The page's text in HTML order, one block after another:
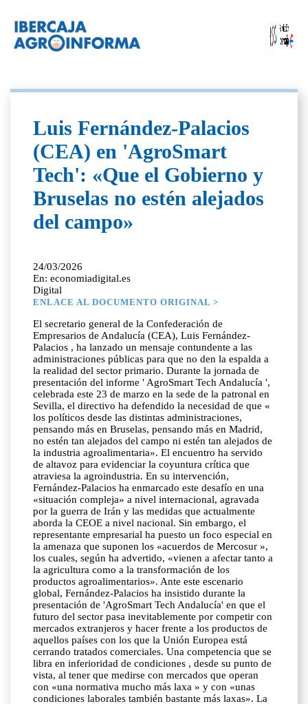
Luis Fernández-Palacios
(CEA) en 'AgroSmart
Tech': «Que el Gobierno y
Bruselas no estén alejados
del campo»
24/03/2026
En: economiadigital.es
Digital
ENLACE AL DOCUMENTO ORIGINAL >
El secretario general de la Confederación de
Empresarios de Andalucía (CEA), Luis Fernández-
Palacios , ha lanzado un mensaje contundente a las
administraciones públicas para que no den la espalda a
la realidad del sector primario. Durante la jornada de
presentación del informe ' AgroSmart Tech Andalucía ',
celebrada este 23 de marzo en la sede de la patronal en
Sevilla, el directivo ha defendido la necesidad de que «
los políticos desde las distintas administraciones,
pensando más en Bruselas, pensando más en Madrid,
no estén tan alejados del campo ni estén tan alejados de
la industria agroalimentaria». El encuentro ha servido
de altavoz para evidenciar la coyuntura crítica que
atraviesa la agroindustria. En su intervención,
Fernández-Palacios ha enmarcado este desafío en una
«situación compleja» a nivel internacional, agravada
por la guerra de Irán y las medidas que actualmente
aborda la CEOE a nivel nacional. Sin embargo, el
representante empresarial ha puesto un foco especial en
la amenaza que suponen los «acuerdos de Mercosur »,
los cuales, según ha advertido, «vienen a afectar tanto a
la agricultura como a la transformación de los
productos agroalimentarios». Ante este escenario
global, Fernández-Palacios ha insistido durante la
presentación de 'AgroSmart Tech Andalucía' en que el
futuro del sector pasa inevitablemente por competir con
mercados extranjeros y hacer frente a los productos de
aquellos países con los que la Unión Europea está
cerrando tratados comerciales. Una competencia que se
libra en inferioridad de condiciones , desde su punto de
vista, al tener que medirse con mercados que operan
con «una normativa mucho más laxa » y con «unas
condiciones laborales también bastante más laxas». La